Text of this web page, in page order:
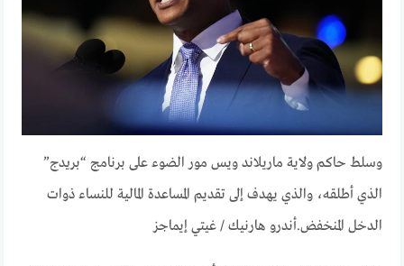
وسلط حاكم ولاية ماريلاند ويس مور الضوء على برنامج “بريدج”
الذي أطلقه، والذي يهدف إلى تقديم المساعدة المالية للنساء ذوات
الدخل المنخفض.أندرو هارنيك / غيتي إيماجز